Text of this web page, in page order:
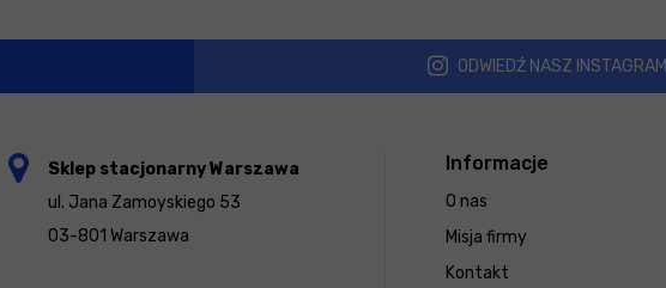
ODWIEDŹ NASZ INSTAGRAM
Informacje
O nas
Misja firmy
Kontakt
Sklep stacjonarny Warszawa
ul. Jana Zamoyskiego 53
03-801 Warszawa